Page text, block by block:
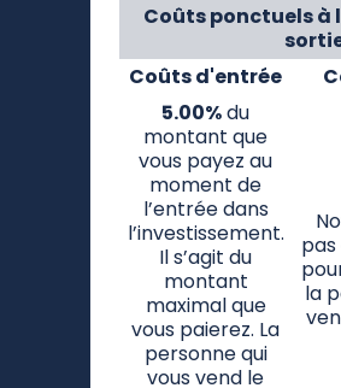
Coûts ponctuels à
Coûts d'entrée
5.00%du
montant que
vous payez au
moment de
l’entrée dans
l’investissement.
Il s’agit du
montant
maximal que
vous paierez. La
personne qui
vous vend le
la